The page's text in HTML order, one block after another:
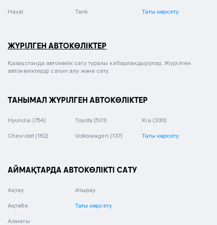
Haval Tank Тағы көрсету
ЖҮРІЛГЕН АВТОКӨЛІКТЕР
Қазақстанда автокөлік сату туралы хабарландырулар. Жүрілген
автокөліктерді сатып алу және сату.
ТАНЫМАЛ ЖҮРІЛГЕН АВТОКӨЛІКТЕР
Hyundai (754) Toyota (501) Kia (330)
Chevrolet (162) Volkswagen (137) Тағы көрсету
АЙМАҚТАРДА АВТОКӨЛІКТІ САТУ
Ақтау
Ақтөбе
Алматы
Атырау
Тағы көрсету